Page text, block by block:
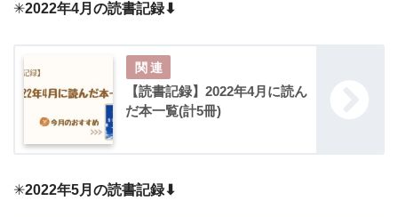
✳︎2022年4月の読書記録⬇︎
【読書記録】2022年4月に読ん
だ本一覧(計5冊)
✳︎2022年5月の読書記録⬇︎